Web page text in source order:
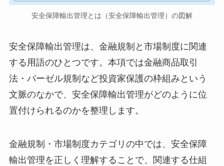
安全保障輸出管理とは（安全保障輸出管理）の図解
安全保障輸出管理は、金融規制と市場制度に関連
する用語のひとつです。本項では金融商品取引
法・バーゼル規制など投資家保護の枠組みという
文脈のなかで、安全保障輸出管理がどのように位
置付けられるのかを整理します。
金融規制・市場制度カテゴリの中では、安全保障
輸出管理を正しく理解することで、関連する仕組